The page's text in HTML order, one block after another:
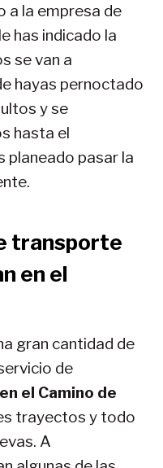
a la empresa de
has indicado la
se van a
hayas pernoctado
y se
hasta el
planeado pasar la
transporte
en el
gran cantidad de
de
el Camino de
trayectos y todo
A